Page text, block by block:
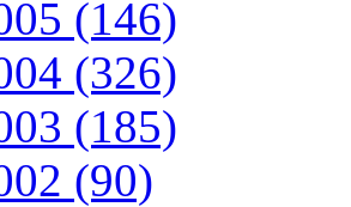
(146)
(326)
(185)
(90)